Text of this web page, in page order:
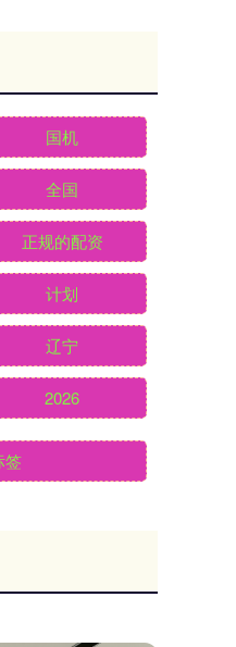
国机
全国
正规的配资
计划
辽宁
2026
签